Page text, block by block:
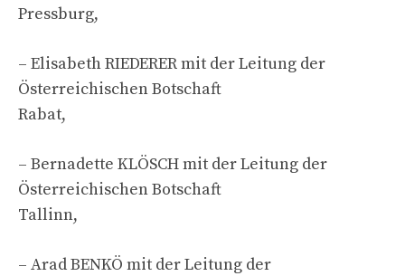
Pressburg,
– Elisabeth RIEDERER mit der Leitung der
Österreichischen Botschaft
Rabat,
– Bernadette KLÖSCH mit der Leitung der
Österreichischen Botschaft
Tallinn,
– Arad BENKÖ mit der Leitung der